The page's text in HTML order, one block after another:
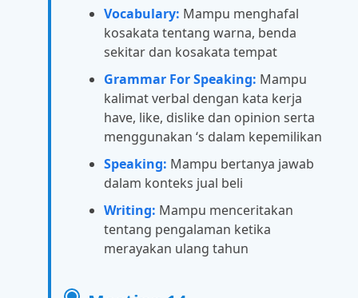
Vocabulary: Mampu menghafal
kosakata tentang warna, benda
sekitar dan kosakata tempat
Grammar For Speaking: Mampu
kalimat verbal dengan kata kerja
have, like, dislike dan opinion serta
menggunakan ‘s dalam kepemilikan
Speaking: Mampu bertanya jawab
dalam konteks jual beli
Writing: Mampu menceritakan
tentang pengalaman ketika
merayakan ulang tahun